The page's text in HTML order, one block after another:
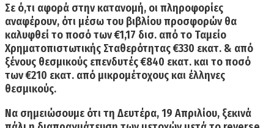
Σε ό,τι αφορά στην κατανομή, οι πληροφορίες
αναφέρουν, ότι μέσω του βιβλίου προσφορών θα
καλυφθείτο ποσό των €1,17 δισ. από το Ταμείο
Χρηματοπιστωτικής Σταθερότητας €330 εκατ. & από
ξένους θεσμικούς επενδυτές €840 εκατ.και το ποσό
των€210 εκατ. από μικρομέτοχους και έλληνες
θεσμικούς.
Να σημειώσουμε ότι τη Δευτέρα, 19 Απριλίου, ξεκινά